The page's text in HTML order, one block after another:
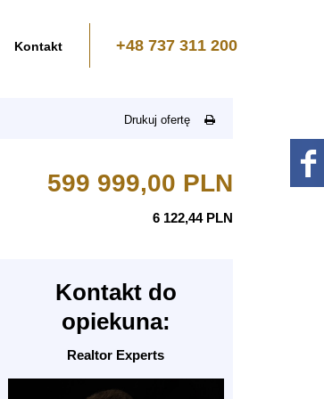
Kontakt +48 737 311 200
Drukuj ofertę
599 999,00 PLN
6 122,44 PLN
Kontakt do
opiekuna:
Realtor Experts